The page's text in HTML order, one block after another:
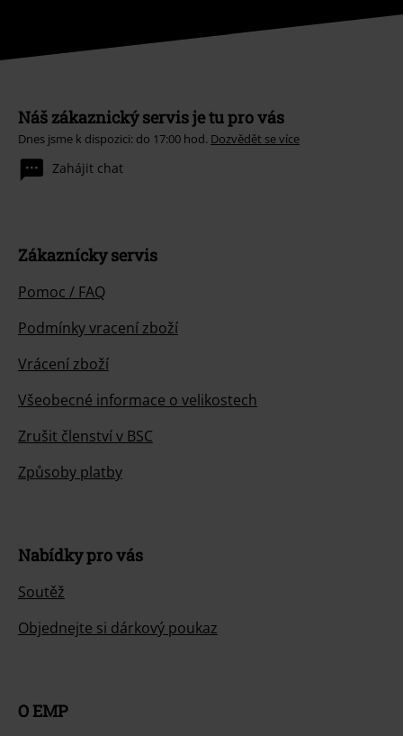
Náš zákaznický servis je tu pro vás
Dnes jsme k dispozici: do 17:00 hod. Dozvědět se více
Zahájit chat
Zákaznícky servis
Pomoc / FAQ
Podmínky vracení zboží
Vrácení zboží
Všeobecné informace o velikostech
Zrušit členství v BSC
Způsoby platby
Nabídky pro vás
Soutěž
Objednejte si dárkový poukaz
O EMP